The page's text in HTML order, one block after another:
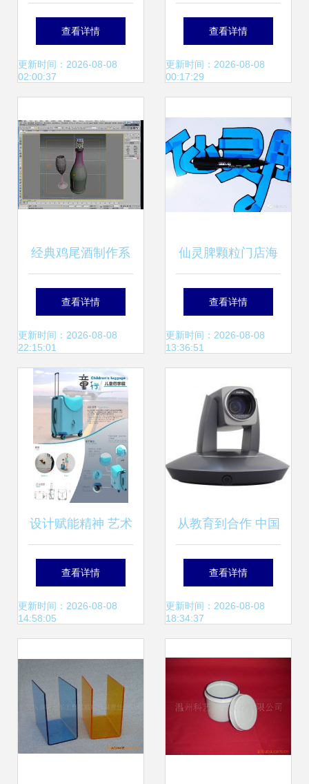
受欢迎的利器——
诺非 R702 红光激
查看详情
更新时间：2026-08-08
02:00:37
区暑期科普实践队
首日教学:让物理知
查看详情
更新时间：2026-08-08
00:17:29
经典鸡尾酒制作系
列教程 教学演示用
品指南
查看详情
更新时间：2026-08-08
22:15:01
仙灵脾颗粒门店海
报制作教程 手把手
教学演示分解步骤
查看详情
更新时间：2026-08-08
13:36:51
设计赋能精神 艺术
学院产品设计学生
在“弘扬蒙古马精
荣获佳绩
查看详情
更新时间：2026-08-08
14:58:05
从教育到合作 中国
供应商与教学演示
用品的定价之路
查看详情
更新时间：2026-08-08
18:34:37